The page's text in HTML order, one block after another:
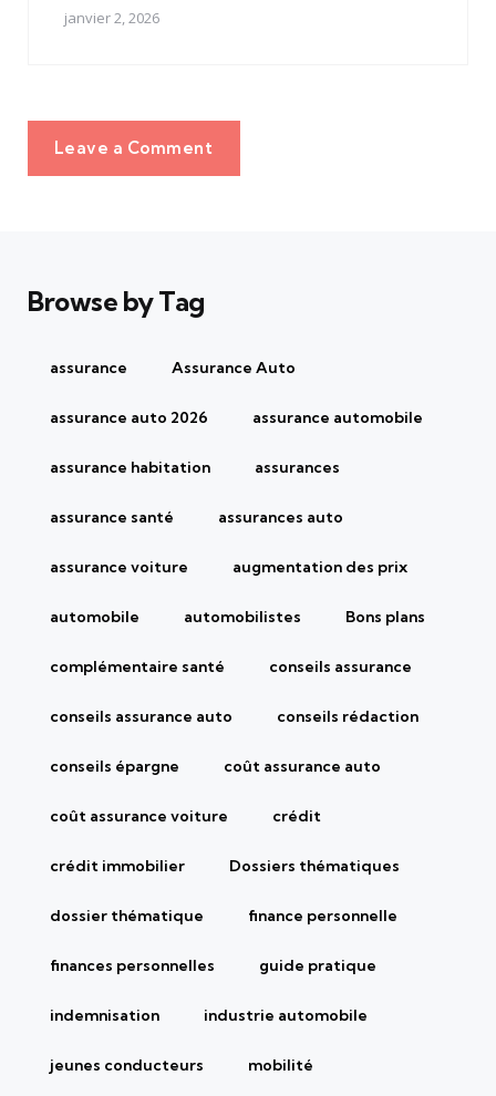
janvier 2, 2026
Leave a Comment
Browse by Tag
assurance Assurance Auto
assurance auto 2026 assurance automobile
assurance habitation assurances
assurance santé assurances auto
assurance voiture augmentation des prix
automobile automobilistes Bons plans
complémentaire santé conseils assurance
conseils assurance auto conseils rédaction
conseils épargne coût assurance auto
coût assurance voiture crédit
crédit immobilier Dossiers thématiques
dossier thématique finance personnelle
finances personnelles guide pratique
indemnisation industrie automobile
jeunes conducteurs mobilité